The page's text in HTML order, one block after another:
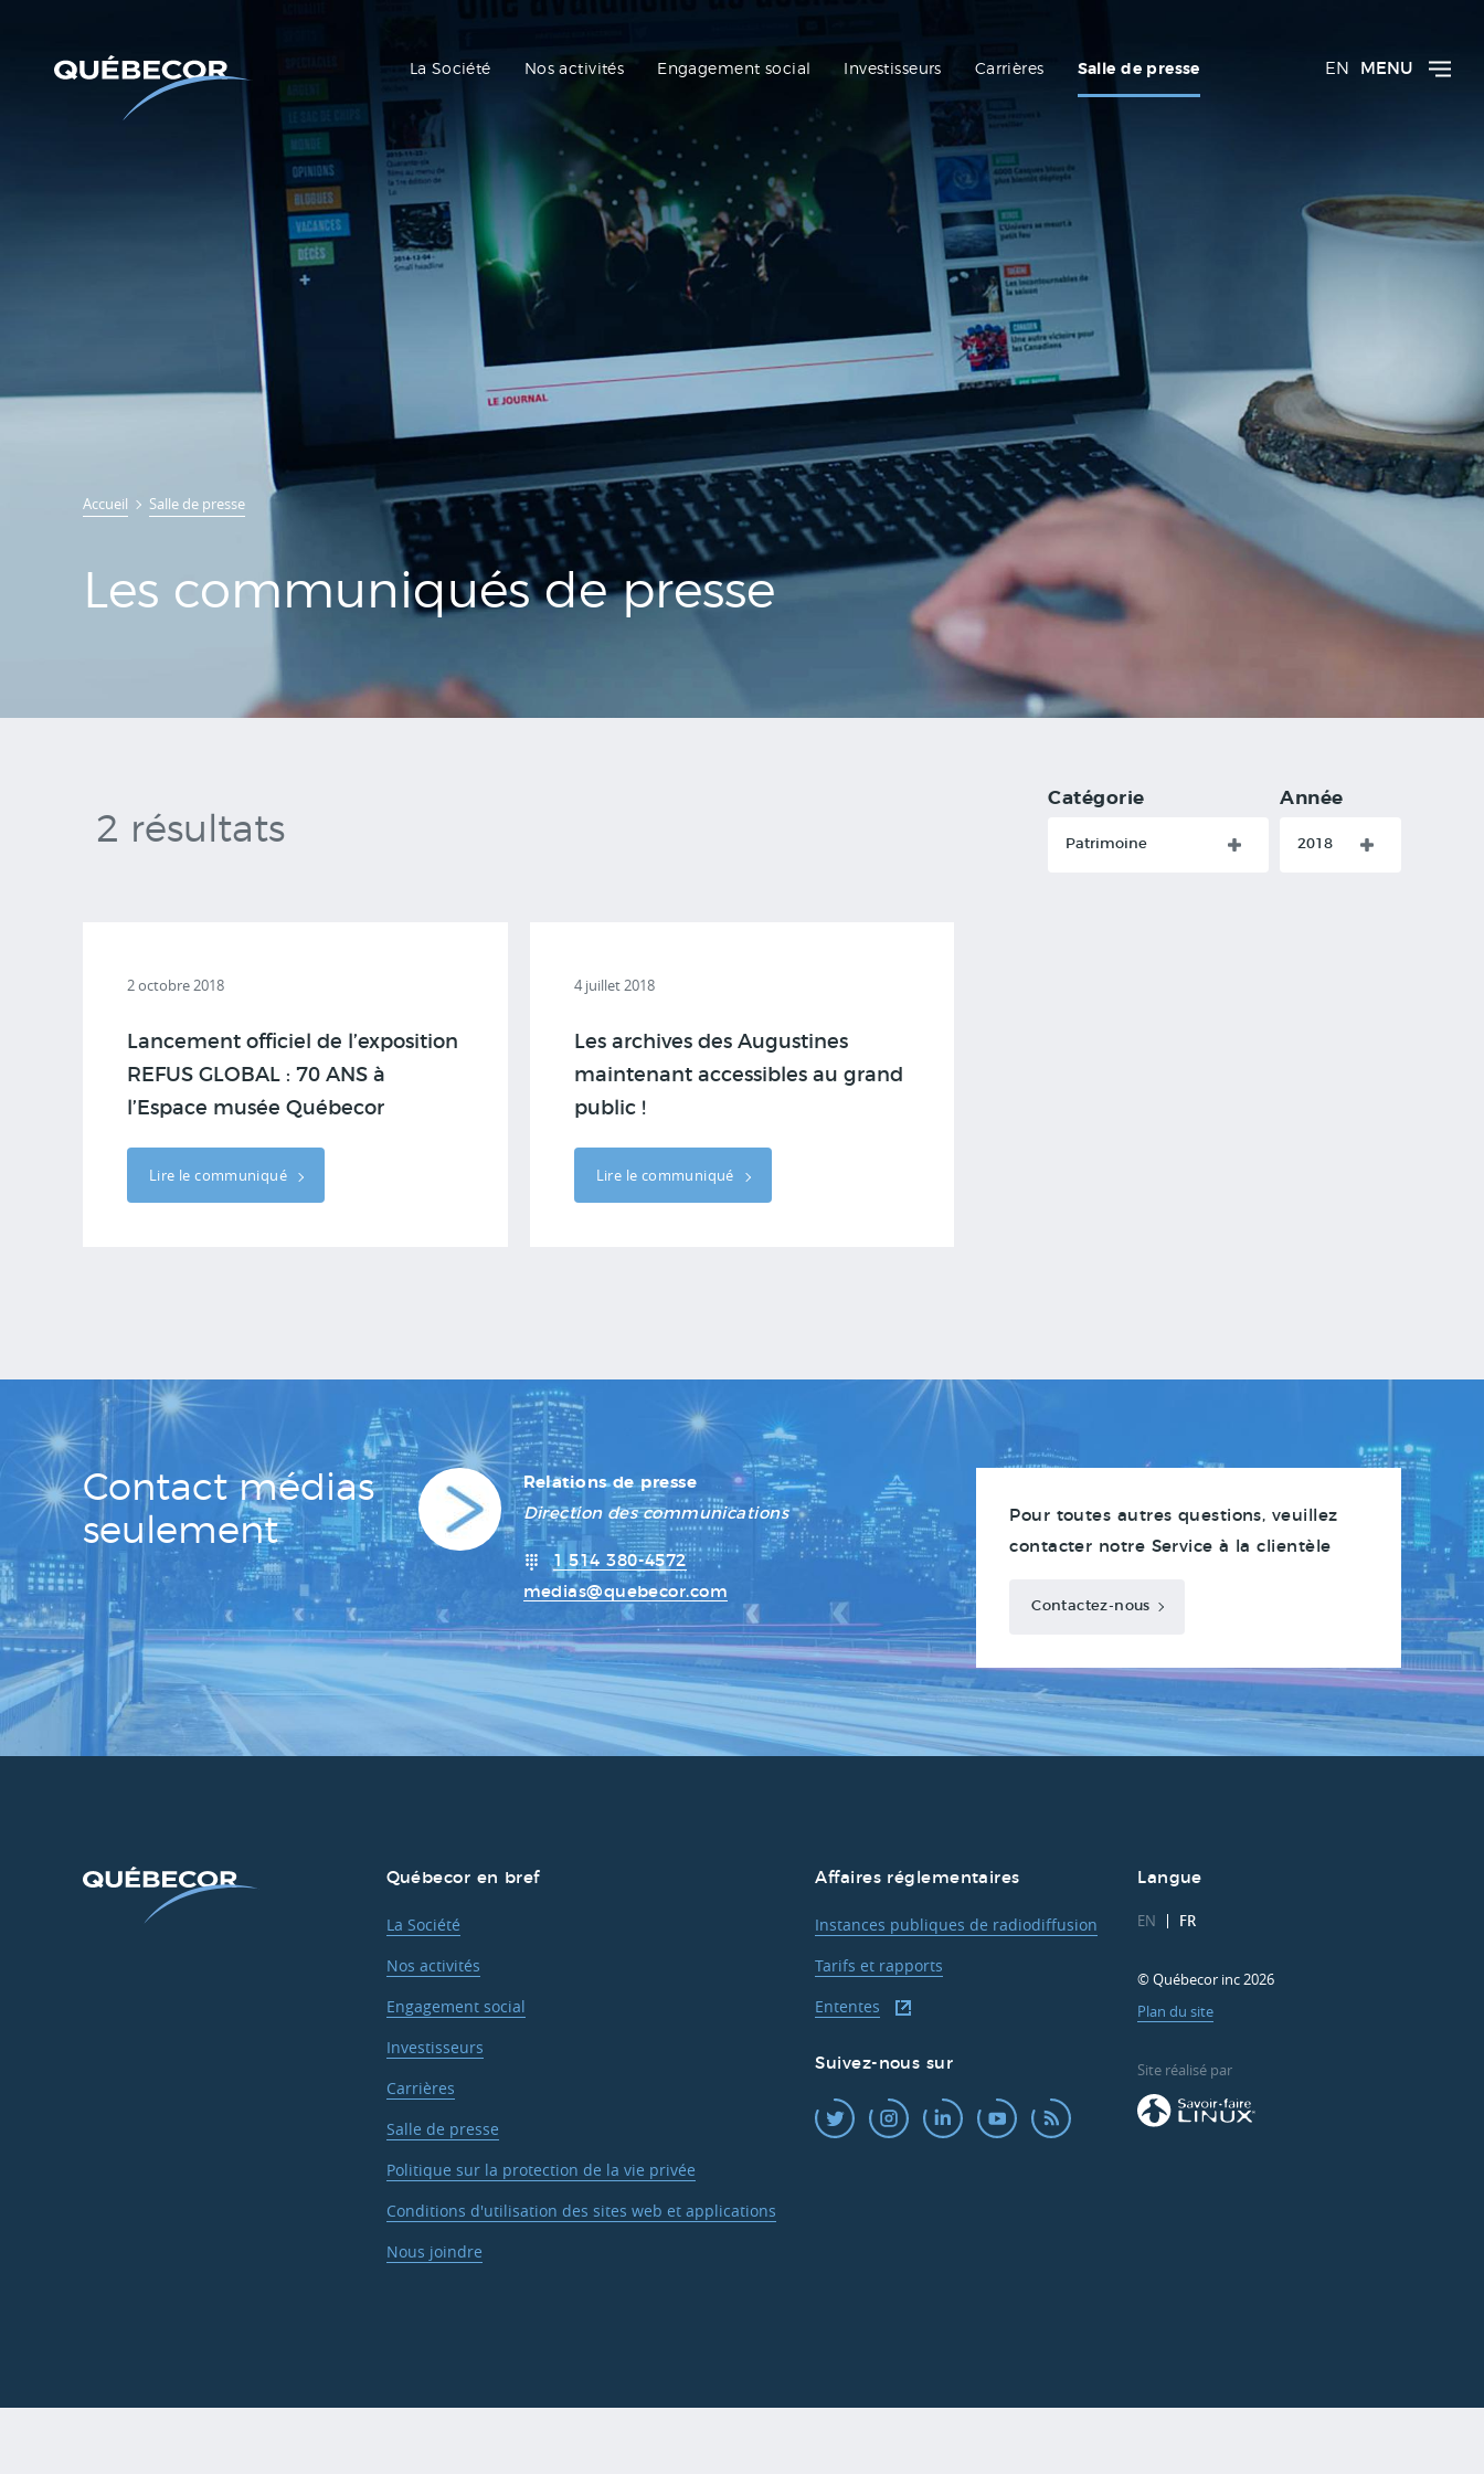
La Société Nos activités Engagement social Investisseurs Carrières Salle de presse EN MENU
Accueil Salle de presse
Communiqués
de presse
Les communiqués de presse
2 résultats
Catégorie
Patrimoine
Année
2018
2 octobre 2018
Lancement officiel de l’exposition
REFUS GLOBAL : 70 ANS à
l’Espace musée Québecor
Lire le communiqué
4 juillet 2018
Les archives des Augustines
maintenant accessibles au grand
public !
Lire le communiqué
Contact médias
seulement
Relations de presse
Direction des communications
1 514 380-4572
medias@quebecor.com
Pour toutes autres questions, veuillez
contacter notre Service à la clientèle
Contactez-nous
Québecor en bref
La Société
Nos activités
Engagement social
Investisseurs
Carrières
Salle de presse
Politique sur la protection de la vie privée
Conditions d'utilisation des sites web et applications
Nous joindre
Affaires réglementaires
Instances publiques de radiodiffusion
Tarifs et rapports
Ententes
Suivez-nous sur
Langue
EN FR
© Québecor inc 2026
Plan du site
Site réalisé par